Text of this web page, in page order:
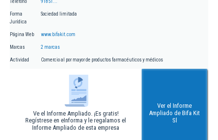
Teléfono 91851...
Forma
Jurídica
Sociedad limitada
Página Web www.bifakit.com
Marcas 2 marcas
Actividad Comercio al por mayor de productos farmacéuticos y médicos
Ve el Informe Ampliado. ¡Es gratis!
Regístrese en eInforma y le regalamos el
Informe Ampliado de esta empresa
Ver el Informe
Ampliado de Bifa Kit
Sl